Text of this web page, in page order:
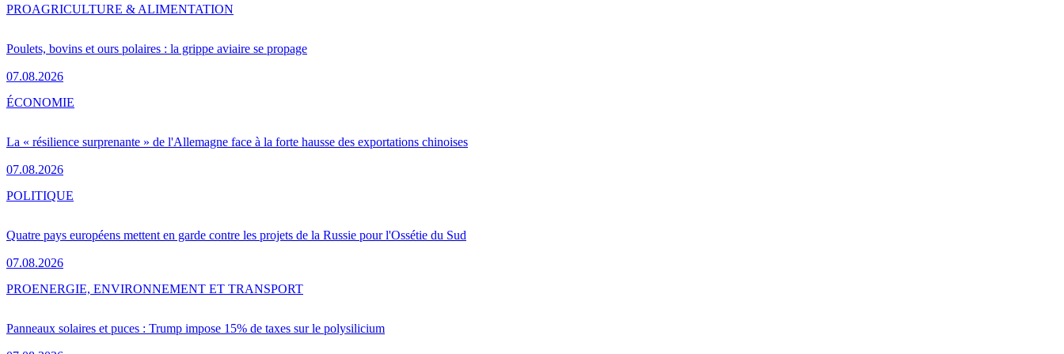
Poulets, bovins et ours polaires : la grippe aviaire se propage
07.08.2026
PROAGRICULTURE & ALIMENTATION
La « résilience surprenante » de l'Allemagne face à la forte hausse des exportations chinoises
07.08.2026
ÉCONOMIE
Quatre pays européens mettent en garde contre les projets de la Russie pour l'Ossétie du Sud
07.08.2026
POLITIQUE
Panneaux solaires et puces : Trump impose 15% de taxes sur le polysilicium
PROENERGIE, ENVIRONNEMENT ET TRANSPORT